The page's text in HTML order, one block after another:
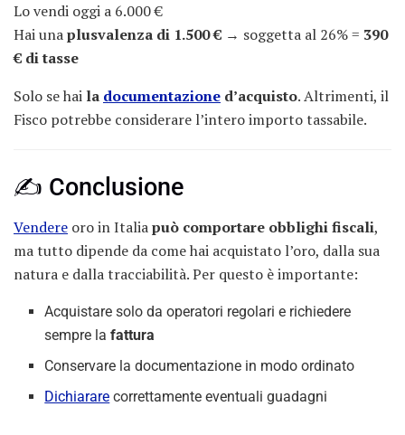
Lo vendi oggi a 6.000 €
Hai unaplusvalenza di 1.500 € → soggetta al 26% = 390
€ di tasse
Solo se hai la documentazione d’acquisto. Altrimenti, il
Fisco potrebbe considerare l’intero importo tassabile.
✍️ Conclusione
Vendere oro in Italiapuò comportare obblighi fiscali,
ma tutto dipende da come hai acquistato l’oro, dalla sua
natura e dalla tracciabilità. Per questo è importante:
Acquistare solo da operatori regolari e richiedere
sempre lafattura
Conservare la documentazione in modo ordinato
Dichiarare correttamente eventuali guadagni